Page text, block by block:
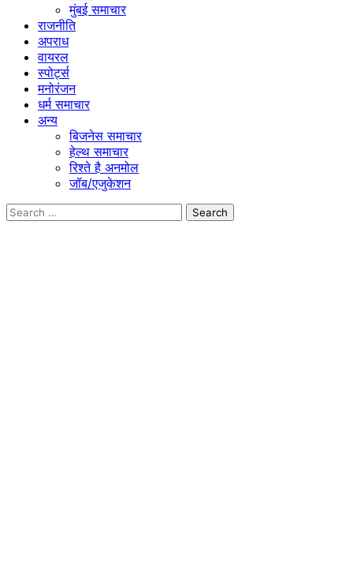
मुंबई समाचार
राजनीति
अपराध
वायरल
स्पोर्ट्स
मनोरंजन
धर्म समाचार
अन्य
बिजनेस समाचार
हेल्थ समाचार
रिश्ते है अनमोल
जॉब/एजुकेशन
Search